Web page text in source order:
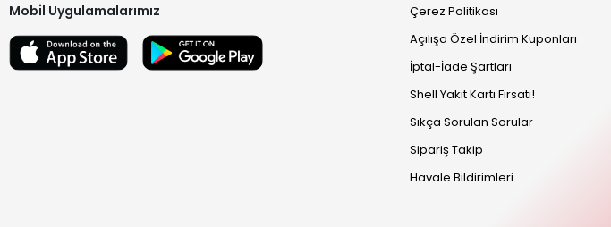
Mobil Uygulamalarımız
Çerez Politikası
Açılışa Özel İndirim Kuponları
İptal-İade Şartları
Shell Yakıt Kartı Fırsatı!
Sıkça Sorulan Sorular
Sipariş Takip
Havale Bildirimleri